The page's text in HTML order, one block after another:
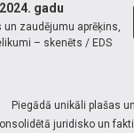
gadu
zaudējumu aprēķins,
– skenēts / EDS
Piegādā unikāli plašas
juridisko un